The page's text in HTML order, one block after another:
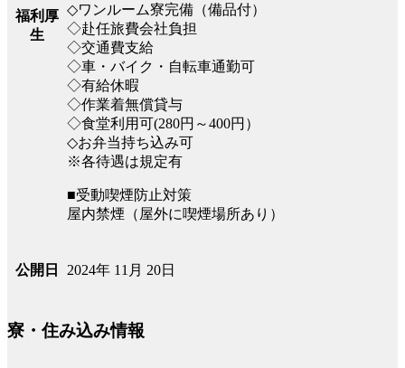
福利厚
生
◇ワンルーム寮完備（備品付）
◇赴任旅費会社負担
◇交通費支給
◇車・バイク・自転車通勤可
◇有給休暇
◇作業着無償貸与
◇食堂利用可(280円～400円）
◇お弁当持ち込み可
※各待遇は規定有
■受動喫煙防止対策
屋内禁煙（屋外に喫煙場所あり）
公開日 2024年 11月 20日
寮・住み込み情報